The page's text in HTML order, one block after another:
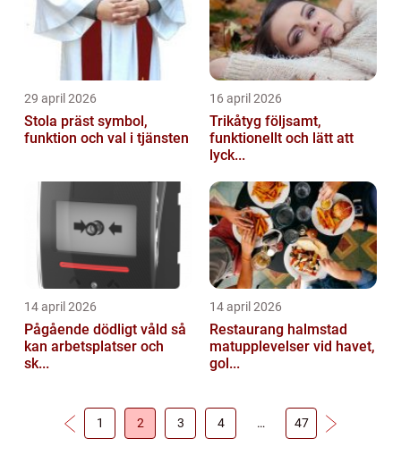
29 april 2026
Stola präst symbol,
funktion och val i tjänsten
16 april 2026
Trikåtyg följsamt,
funktionellt och lätt att
lyck...
14 april 2026
Pågående dödligt våld så
kan arbetsplatser och
sk...
14 april 2026
Restaurang halmstad
matupplevelser vid havet,
gol...
1 2 3 4 … 47